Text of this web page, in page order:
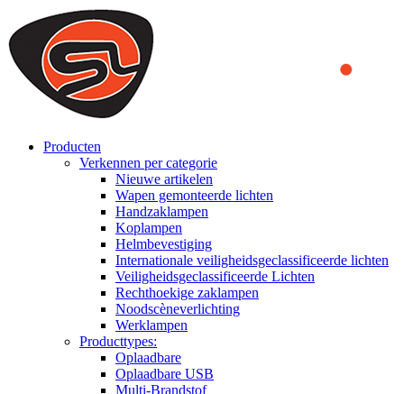
We use cookies to ensure that we provide you the best experience
on our website. By continuing to browse this website, you accept
that cookies are used to help us analyze how the website is used and
to offer you a better experience. To learn more or to find out how
you can disable cookies, you can access our
Producten
Verkennen per categorie
Nieuwe artikelen
Wapen gemonteerde lichten
Handzaklampen
Koplampen
Helmbevestiging
Internationale veiligheidsgeclassificeerde lichten
Veiligheidsgeclassificeerde Lichten
Rechthoekige zaklampen
Noodscèneverlichting
Werklampen
Producttypes:
Oplaadbare
Oplaadbare USB
Multi-Brandstof